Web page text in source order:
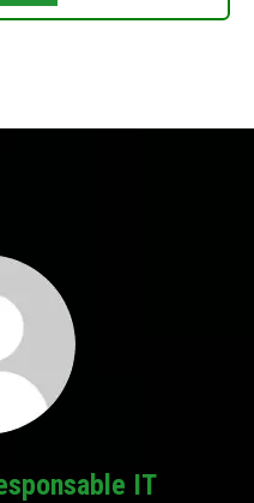
IT